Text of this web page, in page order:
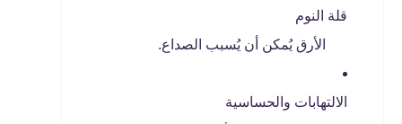
قلة النوم
الأرق يُمكن أن يُسبب الصداع.
الالتهابات والحساسية